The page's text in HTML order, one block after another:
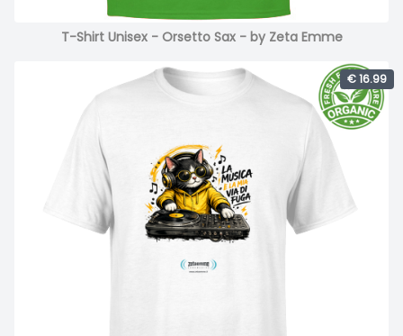
T-Shirt Unisex - Orsetto Sax - by Zeta Emme
€ 16.99